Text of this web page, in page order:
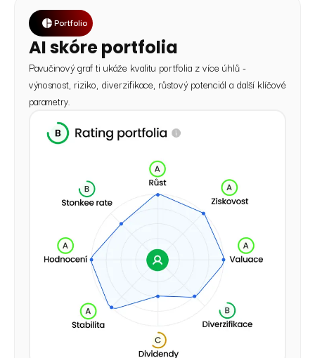
Portfolio
AI skóre portfolia
Pavučinový graf ti ukáže kvalitu portfolia z více úhlů -
výnosnost, riziko, diverzifikace, růstový potenciál a další klíčové
parametry.